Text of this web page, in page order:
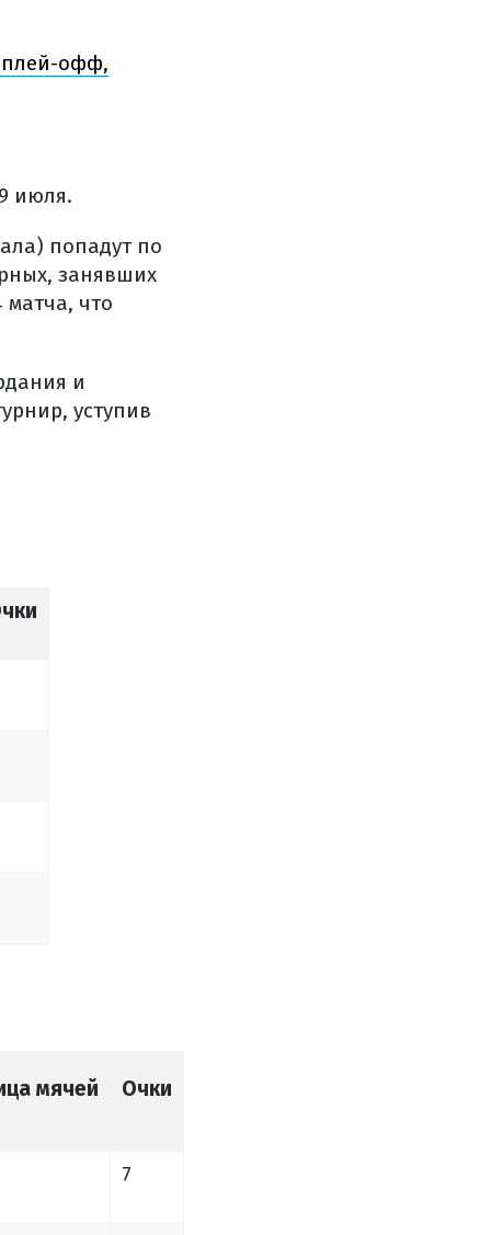
плей-офф,
июля.
попадут по
занявших
матча, что
и
уступив
мячей Очки
7